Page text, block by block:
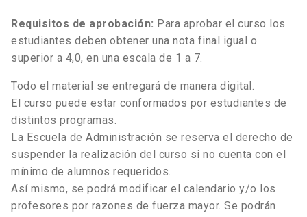
Core, Core Plus, Value-Add,
Opportunistic.
Introducción a Commodities y Natural
Resources.
Requisitos de aprobación: Para aprobar el curso los
estudiantes deben obtener una nota final igual o
superior a 4,0, en una escala de 1 a 7.
Todo el material se entregará de manera digital.
El curso puede estar conformados por estudiantes de
distintos programas.
La Escuela de Administración se reserva el derecho de
suspender la realización del curso si no cuenta con el
mínimo de alumnos requeridos.
Así mismo, se podrá modificar el calendario y/o los
profesores por razones de fuerza mayor. Se podrán